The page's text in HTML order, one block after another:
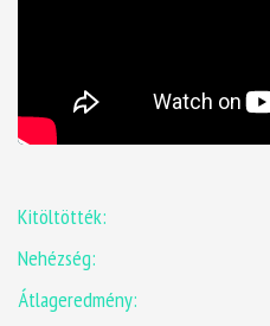
Kitöltötték:
Nehézség:
Átlageredmény: